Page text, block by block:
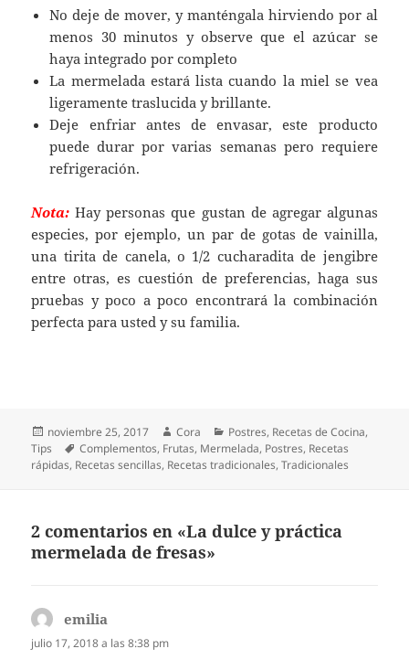
No deje de mover, y manténgala hirviendo por al
menos 30 minutos y observe que el azúcar se
haya integrado por completo
La mermelada estará lista cuando la miel se vea
ligeramente traslucida y brillante.
Deje enfriar antes de envasar, este producto
puede durar por varias semanas pero requiere
refrigeración.
Nota: Hay personas que gustan de agregar algunas
especies, por ejemplo, un par de gotas de vainilla,
una tirita de canela, o 1/2 cucharadita de jengibre
entre otras, es cuestión de preferencias, haga sus
pruebas y poco a poco encontrará la combinación
perfecta para usted y su familia.
Publicado
el
noviembre 25, 2017 Autor
Cora Categorías
Postres, Recetas de Cocina,
Tips
Etiquetas
Complementos, Frutas, Mermelada, Postres, Recetas
rápidas, Recetas sencillas, Recetas tradicionales,Tradicionales
2 comentarios en «La dulce y práctica
mermelada de fresas»
emilia
julio 17, 2018 a las 8:38 pm